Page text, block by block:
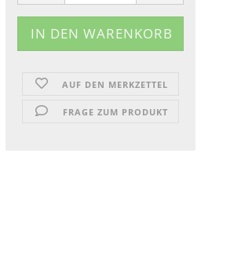
AUF DEN MERKZETTEL
FRAGE ZUM PRODUKT